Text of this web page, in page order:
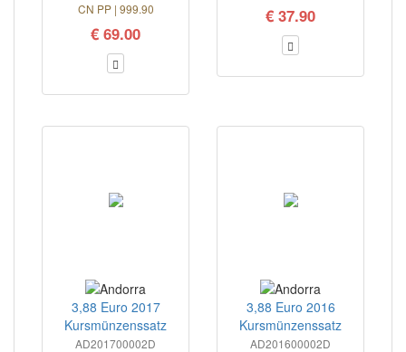
CN PP | 999.90
€ 69.00
€ 37.90
3,88 Euro 2017
Kursmünzenssatz
AD201700002D
3,88 Euro 2016
Kursmünzenssatz
AD201600002D